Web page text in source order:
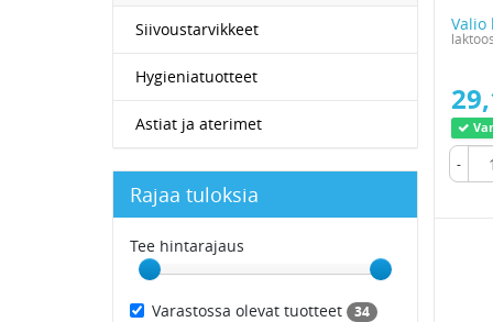
Siivoustarvikkeet
Hygieniatuotteet
Astiat ja aterimet
Rajaa tuloksia
Tee hintarajaus
Varastossa olevat tuotteet 34
Valio
-